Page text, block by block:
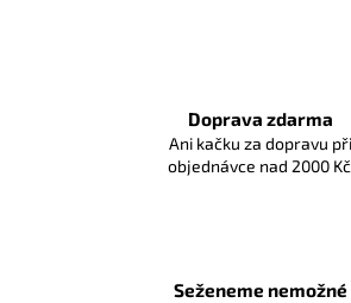
Doprava zdarma
Ani kačku za dopravu při
objednávce nad 2000
Seženeme nemožné